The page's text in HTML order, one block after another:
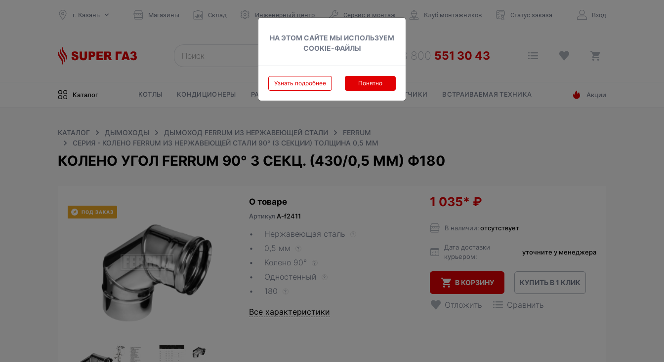
НА ЭТОМ САЙТЕ МЫ ИСПОЛЬЗУЕМ
COOKIE-ФАЙЛЫ
Узнать подробнее Понятно
г. Казань Магазины Склад Инженерный центр Сервис и монтаж Клуб монтажников Статус заказа Вход
Каталог КОТЛЫ КОНДИЦИОНЕРЫ РАДИАТОРЫ СЧЕТЧИКИ ВСТРАИВАЕМАЯ ТЕХНИКА Акции
КАТАЛОГ ДЫМОХОДЫ ДЫМОХОД FERRUM ИЗ НЕРЖАВЕЮЩЕЙ СТАЛИ
FERRUM
СЕРИЯ - КОЛЕНО FERRUM ИЗ НЕРЖАВЕЮЩЕЙ СТАЛИ 90° (3 СЕКЦИИ) ТОЛЩИНА 0,5 ММ
КОЛЕНО УГОЛ FERRUM 90° 3 СЕКЦ. (430/0,5 ММ) Ф180
О товаре
Артикул A-f2411
Нержавеющая сталь ?
0,5 мм ?
Колено 90° ?
Одностенный ?
180 ?
Все характеристики
1 035* ₽
В наличии: отсутствует
Дата доставки
курьером:
уточните у менеджера
В КОРЗИНУ КУПИТЬ В 1 КЛИК
Отложить Сравнить